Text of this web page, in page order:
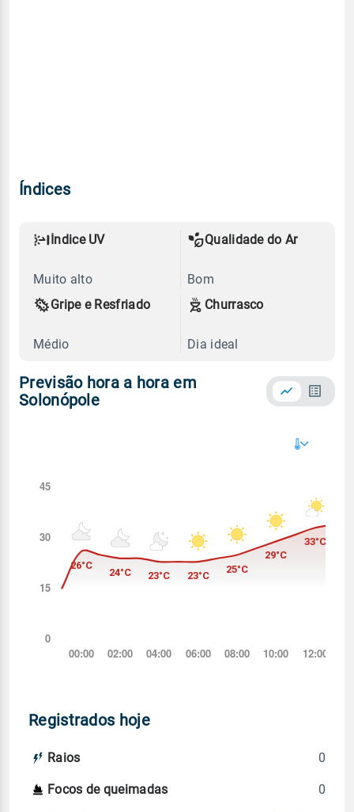
Índices
Índice UV
Muito alto
Qualidade do Ar
Bom
Gripe e Resfriado
Médio
Churrasco
Dia ideal
Previsão hora a hora em
Solonópole
Registrados hoje
Raios 0
Focos de queimadas 0